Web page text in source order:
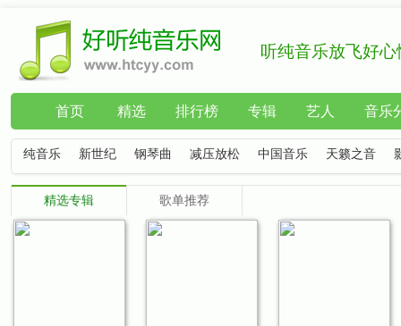
听纯音乐放飞好心
首页 精选 排行榜 专辑 艺人 音乐
纯音乐 新世纪 钢琴曲 减压放松 中国音乐 天籁之音
精选专辑 歌单推荐